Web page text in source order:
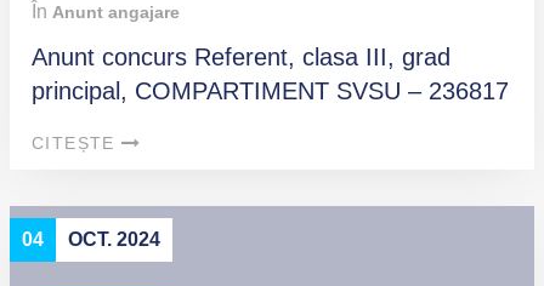
În Anunt angajare
Anunt concurs Referent, clasa III, grad
principal, COMPARTIMENT SVSU – 236817
CITEȘTE
04 OCT. 2024